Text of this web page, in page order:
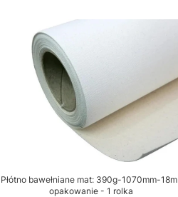
Płótno bawełniane mat: 390g-1070mm-18m |
opakowanie - 1 rolka